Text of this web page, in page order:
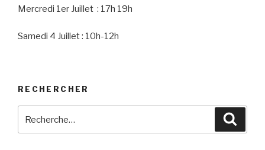
Mercredi 1er Juillet : 17h 19h
Samedi 4 Juillet : 10h-12h
RECHERCHER
pour